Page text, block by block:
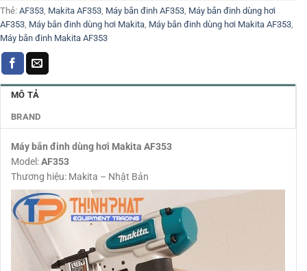
Thẻ: AF353, Makita AF353, Máy bắn đinh AF353, Máy bắn đinh dùng hơi
AF353, Máy bắn đinh dùng hơi Makita, Máy bắn đinh dùng hơi Makita AF353,
Máy bắn đinh Makita AF353
MÔ TẢ
BRAND
Máy bắn đinh dùng hơi Makita AF353
Model:AF353
Thương hiệu: Makita – Nhật Bản